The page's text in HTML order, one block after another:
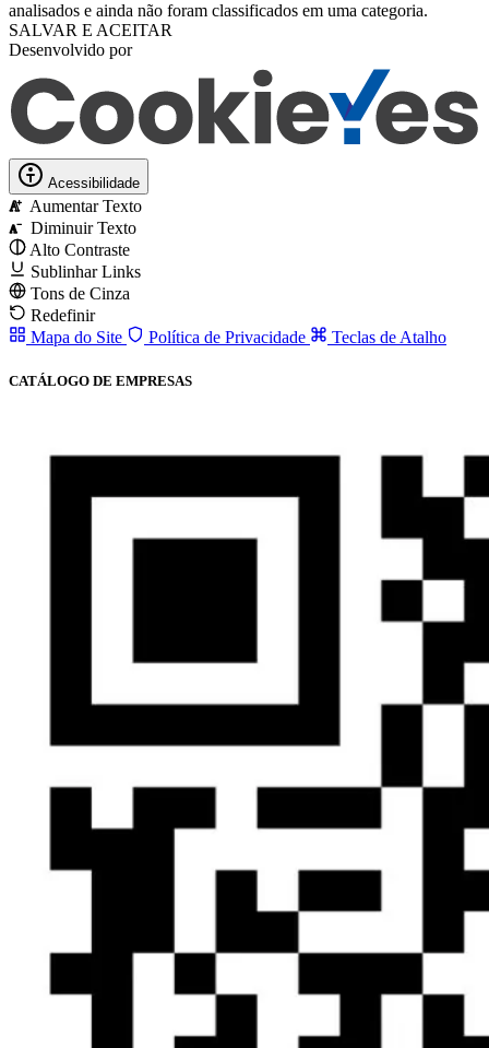
analisados ​​e ainda não foram classificados em uma categoria.
SALVAR E ACEITAR
Desenvolvido por
Acessibilidade
A Aumentar Texto
A
Diminuir Texto
Alto Contraste
Sublinhar Links
Tons de Cinza
Redefinir
Mapa do Site
Política de Privacidade Teclas de Atalho
CATÁLOGO DE EMPRESAS